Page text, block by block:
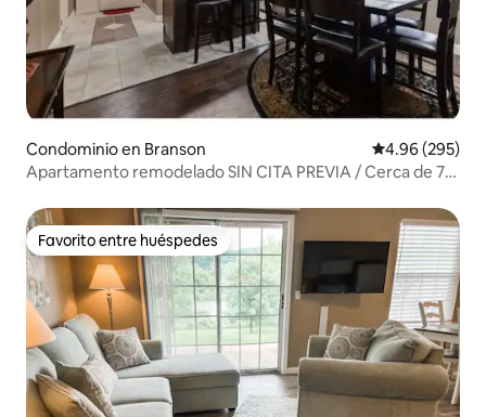
Condominio en Branson Calificación
4.96 (295)
Apartamento remodelado SIN CITA PREVIA / Cerca de 76
Favorito entre huéspedes
Favorito entre huéspedes